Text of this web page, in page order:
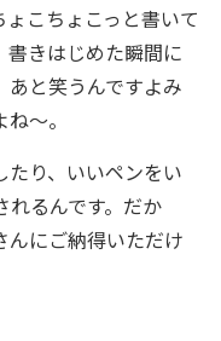
こちょこっと書いて
書きはじめた瞬間に
あと笑うんですよみ
～。
り、いいペンをい
れるんです。だか
んにご納得いただけ